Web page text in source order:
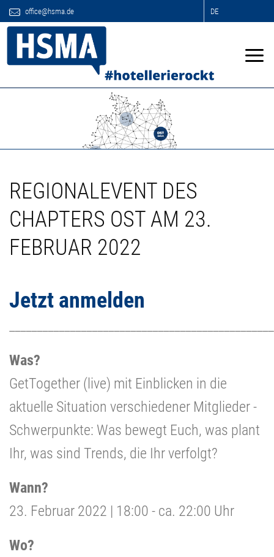
office@hsma.de DE
REGIONALEVENT DES
CHAPTERS OST AM 23.
FEBRUAR 2022
Jetzt anmelden
Was?
GetTogether (live) mit Einblicken in die
aktuelle Situation verschiedener Mitglieder -
Schwerpunkte: Was bewegt Euch, was plant
Ihr, was sind Trends, die Ihr verfolgt?
Wann?
23. Februar 2022 | 18:00 - ca. 22:00 Uhr
Wo?